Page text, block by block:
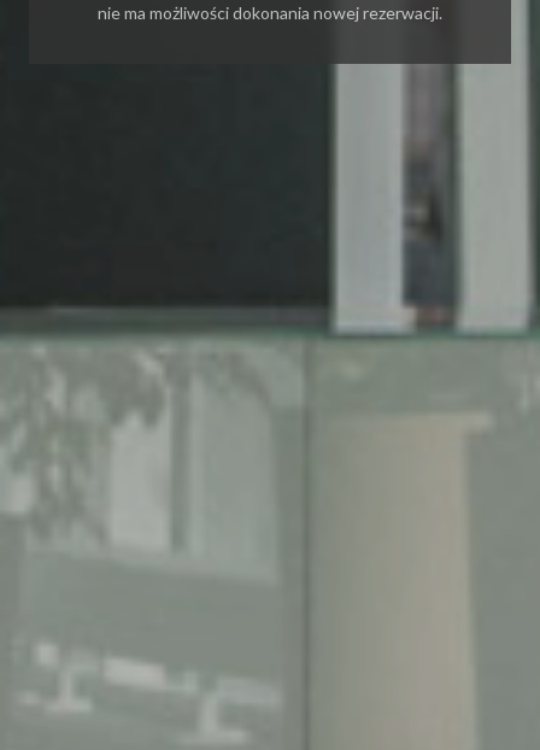
nie ma możliwości dokonania nowej rezerwacji.